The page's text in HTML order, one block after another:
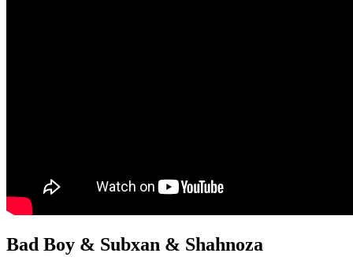
Bad Boy & Subxan & Shahnoza